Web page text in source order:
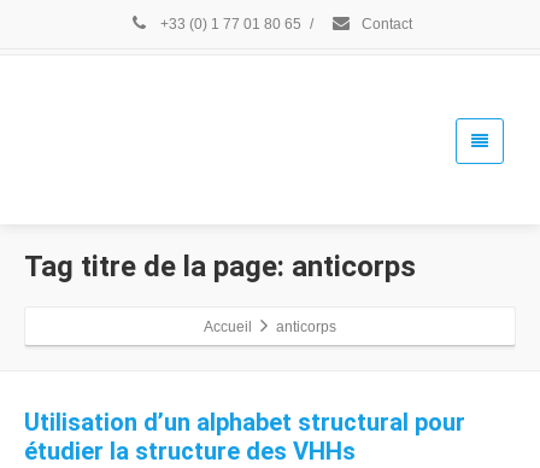
+33 (0) 1 77 01 80 65 / Contact
Tag titre de la page: anticorps
Accueil anticorps
Utilisation d’un alphabet structural pour
étudier la structure des VHHs